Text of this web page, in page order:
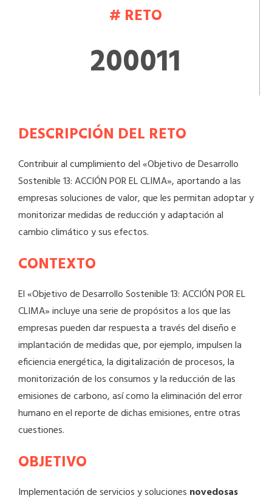
# RETO
200011
DESCRIPCIÓN DEL RETO
Contribuir al cumplimiento del «Objetivo de Desarrollo
Sostenible 13: ACCIÓN POR EL CLIMA», aportando a las
empresas soluciones de valor, que les permitan adoptar y
monitorizar medidas de reducción y adaptación al
cambio climático y sus efectos.
CONTEXTO
El «Objetivo de Desarrollo Sostenible 13: ACCIÓN POR EL
CLIMA» incluye una serie de propósitos a los que las
empresas pueden dar respuesta a través del diseño e
implantación de medidas que, por ejemplo, impulsen la
eficiencia energética, la digitalización de procesos, la
monitorización de los consumos y la reducción de las
emisiones de carbono, así como la eliminación del error
humano en el reporte de dichas emisiones, entre otras
cuestiones.
OBJETIVO
Implementación de servicios y soluciones novedosas